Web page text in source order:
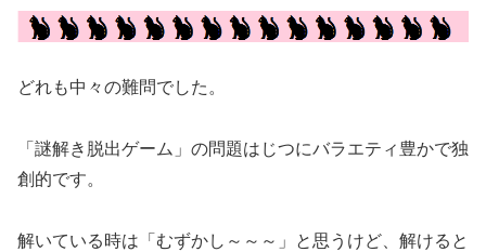
どれも中々の難問でした。
「謎解き脱出ゲーム」の問題はじつにバラエティ豊かで独
創的です。
解いている時は「むずかし～～～」と思うけど、解けると